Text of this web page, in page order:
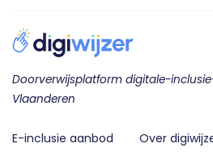
Doorverwijsplatform digitale-
Vlaanderen
E-inclusie aanbod Over